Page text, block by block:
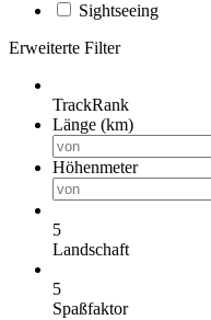
Sightseeing
Erweiterte Filter
TrackRank
Länge (km)
Höhenmeter
5
Landschaft
5
Spaßfaktor